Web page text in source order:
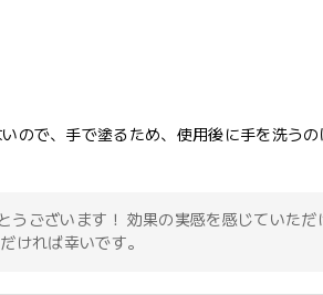
ので、手で塗るため、使用後に手を洗うの
ございます！ 効果の実感を感じていただ
ければ幸いです。